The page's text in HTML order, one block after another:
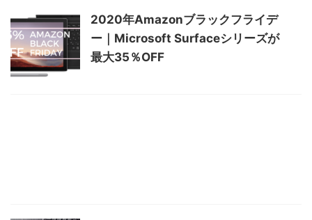
2020年Amazonブラックフライデ
ー｜Microsoft Surfaceシリーズが
最大35％OFF